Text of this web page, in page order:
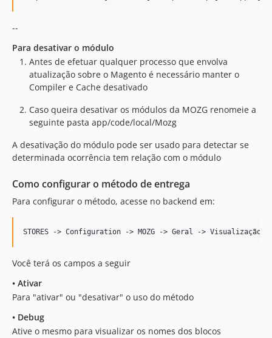
--
Para desativar o módulo
Antes de efetuar qualquer processo que envolva
atualização sobre o Magento é necessário manter o
Compiler e Cache desativado
Caso queira desativar os módulos da MOZG renomeie a
seguinte pasta app/code/local/Mozg
A desativação do módulo pode ser usado para detectar se
determinada ocorrência tem relação com o módulo
Como configurar o método de entrega
Para configurar o método, acesse no backend em:
Você terá os campos a seguir
• Ativar
Para "ativar" ou "desativar" o uso do método
• Debug
Ative o mesmo para visualizar os nomes dos blocos